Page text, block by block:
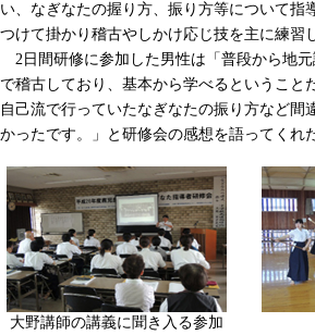
い、なぎなたの握り方、振り方等について指
つけて掛かり稽古やしかけ応じ技を主に練習
2日間研修に参加した男性は「普段から地
で稽古しており、基本から学べるということ
自己流で行っていたなぎなたの振り方など間
かったです。」と研修会の感想を語ってくれ
大野講師の講義に聞き入る参加